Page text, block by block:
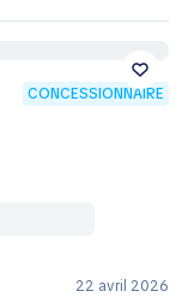
CONCESSIONNAIRE
22 avril 2026